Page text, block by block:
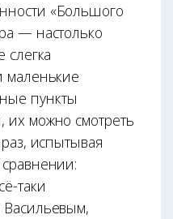
«Большого
— настолько
слегка
маленькие
пункты
их можно смотреть
испытывая
таки
Васильевым,